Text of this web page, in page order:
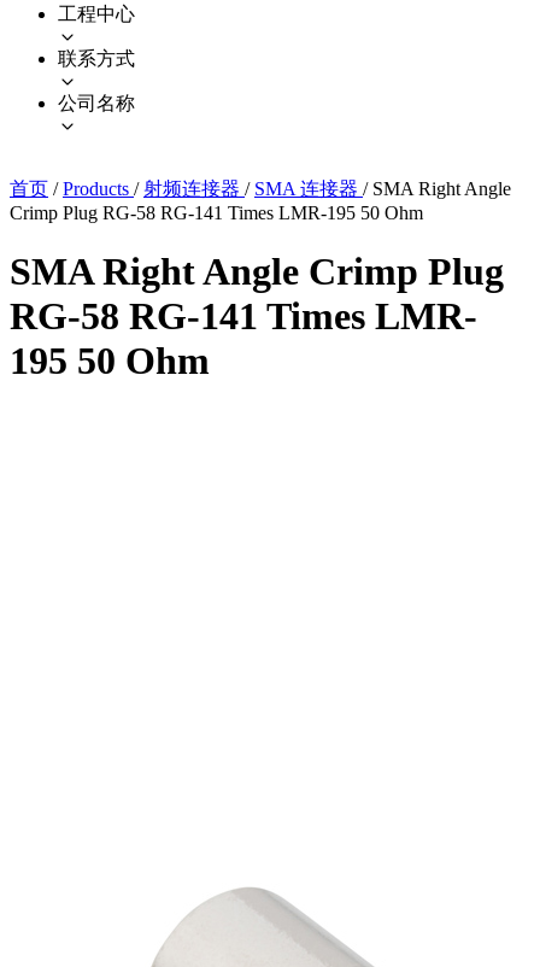
工程中心
联系方式
公司名称
首页 / Products / 射频连接器 / SMA 连接器 / SMA Right Angle
Crimp Plug RG-58 RG-141 Times LMR-195 50 Ohm
SMA Right Angle Crimp Plug
RG-58 RG-141 Times LMR-
195 50 Ohm